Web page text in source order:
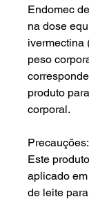
Endomec
na dose
ivermectina
peso
produto
corporal.
Precauções:
Este
aplicado
de leite